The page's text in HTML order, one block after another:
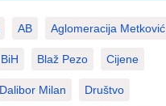
AB Aglomeracija Metković
BiH Blaž Pezo Cijene
Dalibor Milan Društvo